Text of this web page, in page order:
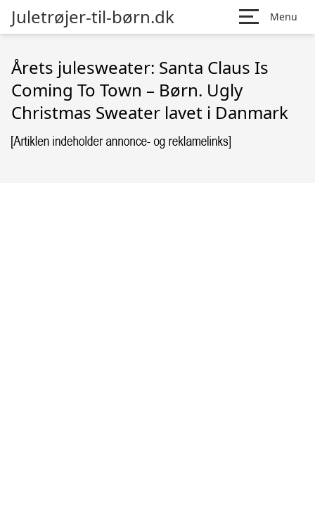
Juletrøjer-til-børn.dk Menu
Årets julesweater: Santa Claus Is
Coming To Town – Børn. Ugly
Christmas Sweater lavet i Danmark